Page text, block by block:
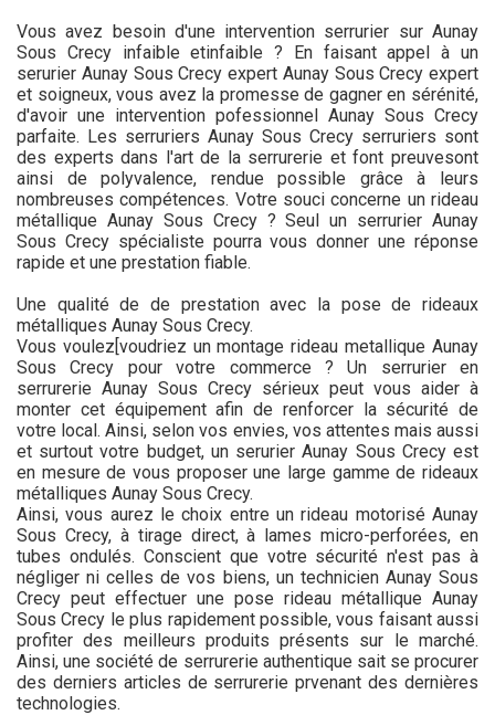
Vous avez besoin d'une intervention serrurier sur Aunay
Sous Crecy infaible etinfaible ? En faisant appel à un
serurier Aunay Sous Crecy expert Aunay Sous Crecy expert
et soigneux, vous avez la promesse de gagner en sérénité,
d'avoir une intervention pofessionnel Aunay Sous Crecy
parfaite. Les serruriers Aunay Sous Crecy serruriers sont
des experts dans l'art de la serrurerie et font preuvesont
ainsi de polyvalence, rendue possible grâce à leurs
nombreuses compétences. Votre souci concerne un rideau
métallique Aunay Sous Crecy ? Seul un serrurier Aunay
Sous Crecy spécialiste pourra vous donner une réponse
rapide et une prestation fiable.
Une qualité de de prestation avec la pose de rideaux
métalliques Aunay Sous Crecy.
Vous voulez[voudriez un montage rideau metallique Aunay
Sous Crecy pour votre commerce ? Un serrurier en
serrurerie Aunay Sous Crecy sérieux peut vous aider à
monter cet équipement afin de renforcer la sécurité de
votre local. Ainsi, selon vos envies, vos attentes mais aussi
et surtout votre budget, un serurier Aunay Sous Crecy est
en mesure de vous proposer une large gamme de rideaux
métalliques Aunay Sous Crecy.
Ainsi, vous aurez le choix entre un rideau motorisé Aunay
Sous Crecy, à tirage direct, à lames micro-perforées, en
tubes ondulés. Conscient que votre sécurité n'est pas à
négliger ni celles de vos biens, un technicien Aunay Sous
Crecy peut effectuer une pose rideau métallique Aunay
Sous Crecy le plus rapidement possible, vous faisant aussi
profiter des meilleurs produits présents sur le marché.
Ainsi, une société de serrurerie authentique sait se procurer
des derniers articles de serrurerie prvenant des dernières
technologies.